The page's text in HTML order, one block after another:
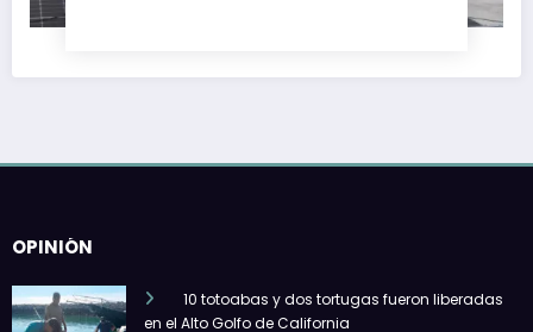
OPINIÓN
10 totoabas y dos tortugas fueron liberadas
en el Alto Golfo de California